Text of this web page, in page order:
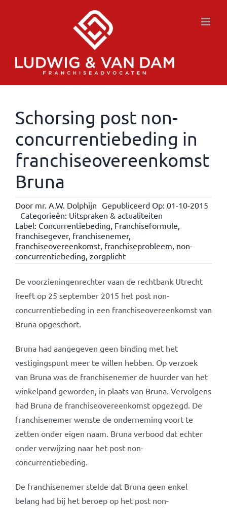
Schorsing post non-
concurrentiebeding in
franchiseovereenkomst
Bruna
Door mr. A.W. Dolphijn Gepubliceerd Op: 01-10-2015
Categorieën: Uitspraken & actualiteiten
Label: Concurrentiebeding, Franchiseformule,
franchisegever, franchisenemer,
franchiseovereenkomst, franchiseprobleem, non-
concurrentiebeding, zorgplicht
De voorzieningenrechter vaan de rechtbank Utrecht
heeft op 25 september 2015 het post non-
concurrentiebeding in een franchiseovereenkomst van
Bruna opgeschort.
Bruna had aangegeven geen binding met het
vestigingspunt meer te willen hebben. Op verzoek
van Bruna was de franchisenemer de huurder van het
winkelpand geworden, in plaats van Bruna. Vervolgens
had Bruna de franchiseovereenkomst opgezegd. De
franchisenemer wenste de onderneming voort te
zetten onder eigen naam. Bruna verbood dat echter
onder verwijzing naar het post non-
concurrentiebeding.
De franchisenemer stelde dat Bruna geen enkel
belang had bij het beroep op het post non-